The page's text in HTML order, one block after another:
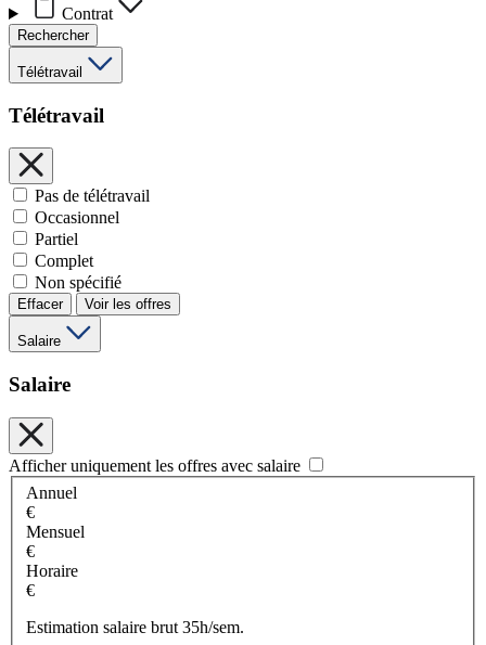
Contrat
Rechercher
Télétravail
Télétravail
Pas de télétravail
Occasionnel
Partiel
Complet
Non spécifié
Effacer Voir les offres
Salaire
Salaire
Afficher uniquement les offres avec salaire
Annuel
€
Mensuel
€
Horaire
€
Estimation salaire brut 35h/sem.